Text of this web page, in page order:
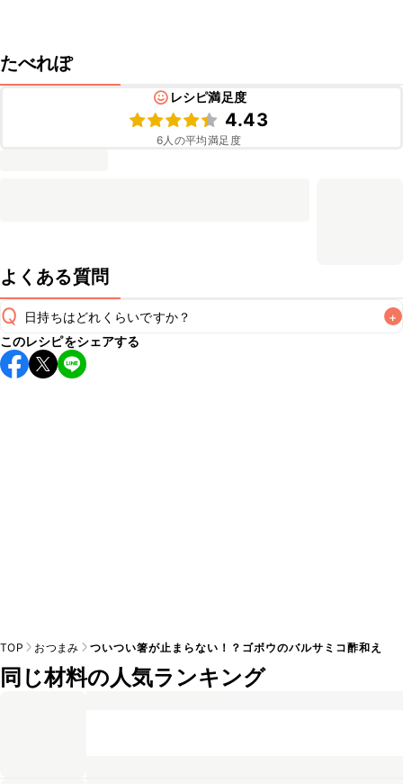
たべれぽ
レシピ満足度
4.43
6人の平均満足度
よくある質問
Q 日持ちはどれくらいですか？ +
保存期間は冷蔵で翌日中が目安です。なるべくお早めにお召
し上がりください。
このレシピをシェアする
TOP おつまみ ついつい箸が止まらない！？ゴボウのバルサミコ酢和え
同じ材料の人気ランキング